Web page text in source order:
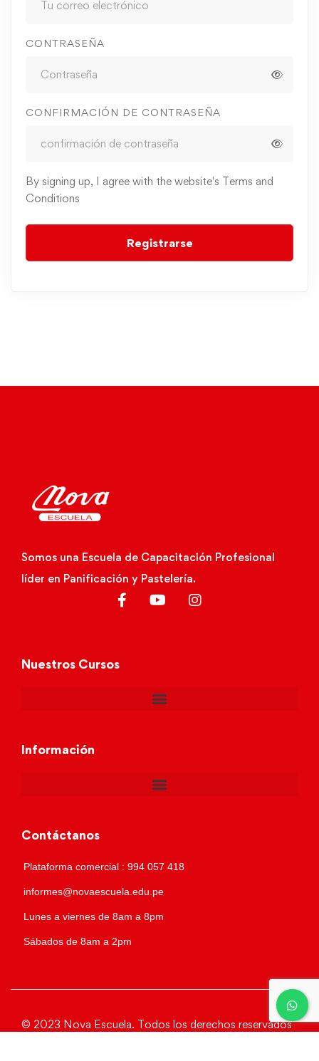
CONTRASEÑA
CONFIRMACIÓN DE CONTRASEÑA
By signing up, I agree with the website's Terms and
Conditions
Registrarse
Somos una Escuela de Capacitación Profesional
líder en Panificación y Pastelería.
Nuestros Cursos
Información
Contáctanos
Plataforma comercial : 994 057 418
informes@novaescuela.edu.pe
Lunes a viernes de 8am a 8pm
Sábados de 8am a 2pm
© 2023 Nova Escuela. Todos los derechos reservados